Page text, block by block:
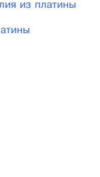
из платины